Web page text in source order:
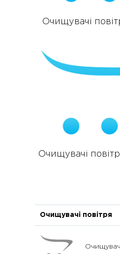
Очищувачі
Очищувачі
Очищувачі повітря